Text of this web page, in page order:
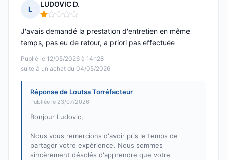
L
LUDOVIC D.
Note : 1 sur 5
Publié le 12/05/2026 à 14h28
suite à un achat du 04/05/2026
J'avais demandé la prestation d'entretien en même
temps, pas eu de retour, a priori pas effectuée
Réponse de Loutsa Torréfacteur
Publiée le 23/07/2026
Bonjour Ludovic,
Nous vous remercions d'avoir pris le temps de
partager votre expérience. Nous sommes
sincèrement désolés d'apprendre que votre